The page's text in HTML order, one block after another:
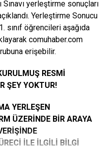
başvurusu kabul
TIKLAYINIZ
dedi.
için İŞKUR’un
önemine değinen
hatalar, doğru başvuru
alınacağı gibi bilgiler
şekilde ilerlemesi
– 26 Haziran 2026
sürdürülecek” ifadelerini
Katılımı”
yerleştirme sonuçları
Yerleştirme Sonucu
sınıf öğrencileri aşağıda
comuhaber.com
erişebilir.
RESMİ
ŞEY YOKTUR!
YERLEŞEN
ÜZERİNDE BİR ARAYA
İLE İLGİLİ BİLGİ